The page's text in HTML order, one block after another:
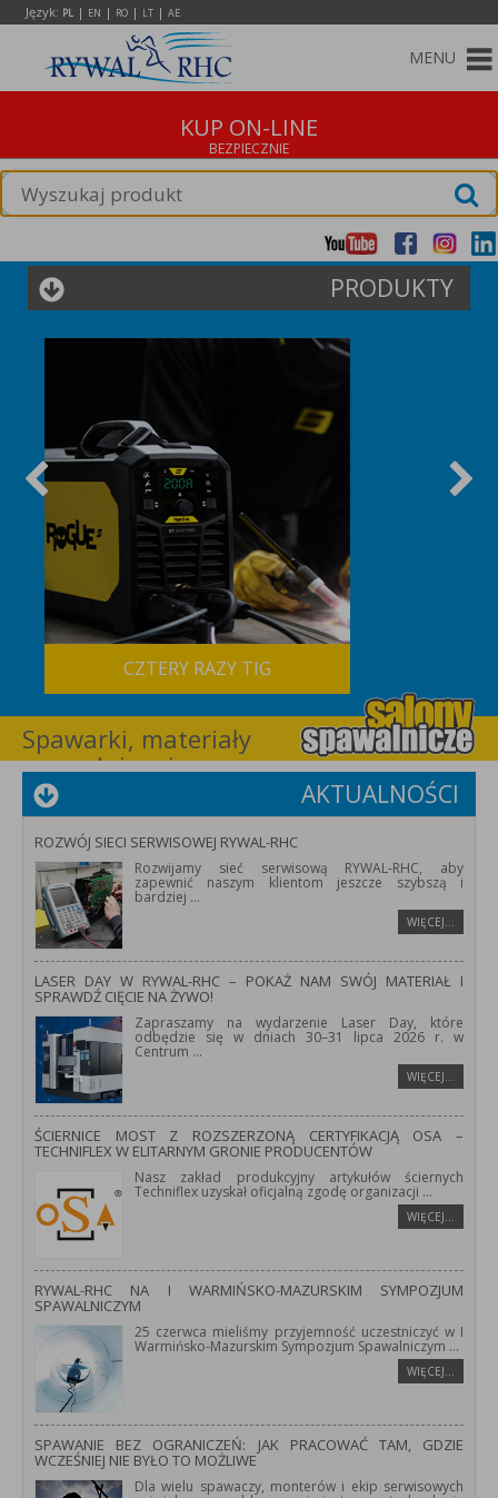
Język: PL | EN | RO | LT | AE
MENU
KUP ON-LINE
PRODUKTY
CZTERY RAZY TIG
Spawarki, materiały
spawalnicze i
wyposażenie dla
spawalnictwa –
RYWAL-RHC
AKTUALNOŚCI
ROZWÓJ SIECI SERWISOWEJ RYWAL-RHC
Rozwijamy sieć serwisową RYWAL-RHC, aby
zapewnić naszym klientom jeszcze szybszą i
bardziej ...
WIĘCEJ…
LASER DAY W RYWAL-RHC – POKAŻ NAM SWÓJ MATERIAŁ I
SPRAWDŹ CIĘCIE NA ŻYWO!
Zapraszamy na wydarzenie Laser Day, które
odbędzie się w dniach 30–31 lipca 2026 r. w
Centrum ...
WIĘCEJ…
ŚCIERNICE MOST Z ROZSZERZONĄ CERTYFIKACJĄ OSA –
TECHNIFLEX W ELITARNYM GRONIE PRODUCENTÓW
Nasz zakład produkcyjny artykułów ściernych
Techniflex uzyskał oficjalną zgodę organizacji ...
WIĘCEJ…
RYWAL-RHC NA I WARMIŃSKO-MAZURSKIM SYMPOZJUM
SPAWALNICZYM
25 czerwca mieliśmy przyjemność uczestniczyć w I
Warmińsko-Mazurskim Sympozjum Spawalniczym ...
WIĘCEJ…
SPAWANIE BEZ OGRANICZEŃ: JAK PRACOWAĆ TAM, GDZIE
WCZEŚNIEJ NIE BYŁO TO MOŻLIWE
Dla wielu spawaczy, monterów i ekip serwisowych